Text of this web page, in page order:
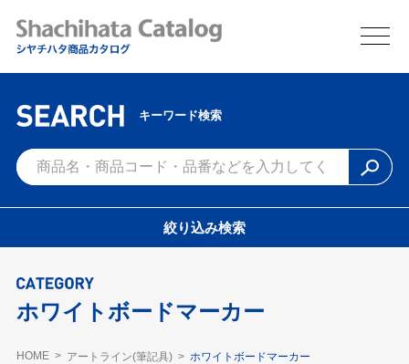
キーワード検索
絞り込み検索
ホワイトボードマーカー
HOME アートライン(筆記具) ホワイトボードマーカー